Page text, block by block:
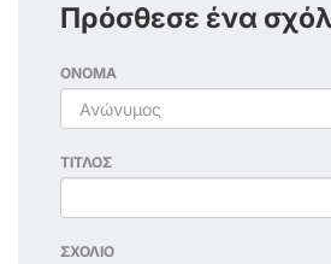
Πρόσθεσε ένα
ΟΝΟΜΑ
ΤΙΤΛΟΣ
ΣΧΟΛΙΟ